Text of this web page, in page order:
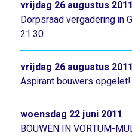
Dorpsraad vergadering in
21:30
vrijdag 26 augustus 2011
Aspirant bouwers opgelet!
vrijdag 26 augustus 2011
BOUWEN IN VORTUM-
woensdag 22 juni 2011